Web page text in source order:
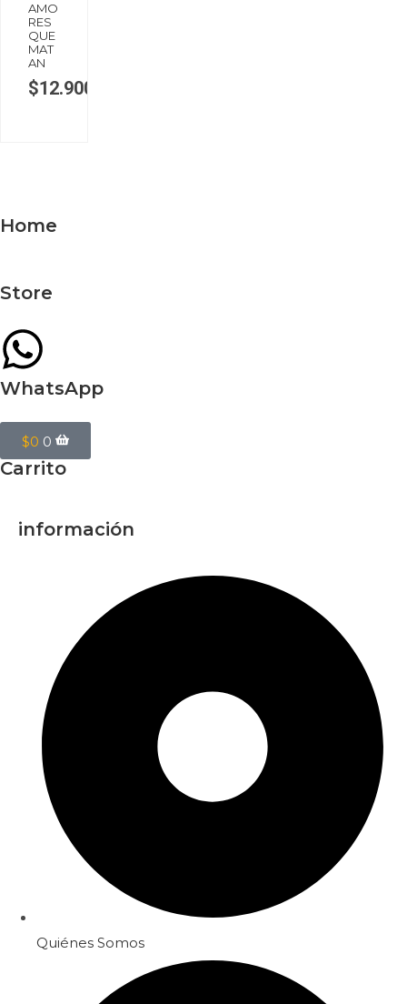
AMO
RES
QUE
MAT
AN
$12.900
Home
Store
WhatsApp
$0 0
Carrito
información
Quiénes Somos